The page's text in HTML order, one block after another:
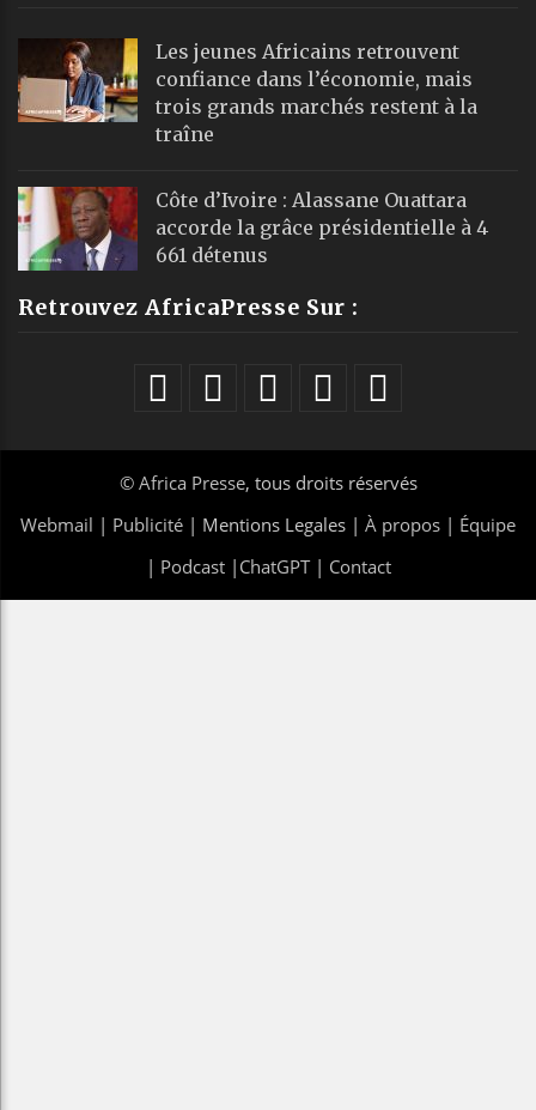
Les jeunes Africains retrouvent
confiance dans l’économie, mais
trois grands marchés restent à la
traîne
Côte d’Ivoire : Alassane Ouattara
accorde la grâce présidentielle à 4
661 détenus
Retrouvez AfricaPresse Sur :
© Africa Presse, tous droits réservés
Webmail | Publicité | Mentions Legales | À propos | Équipe
| Podcast| ChatGPT| Contact